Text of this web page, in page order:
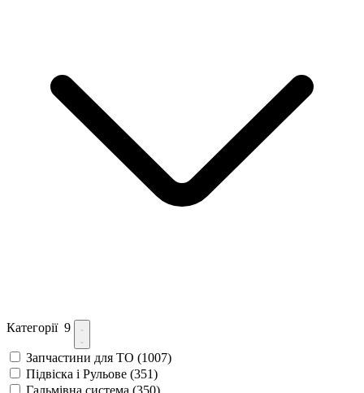
Категорії 9
Запчастини для ТО (1007)
Підвіска і Рульове (351)
Гальмівна система (350)